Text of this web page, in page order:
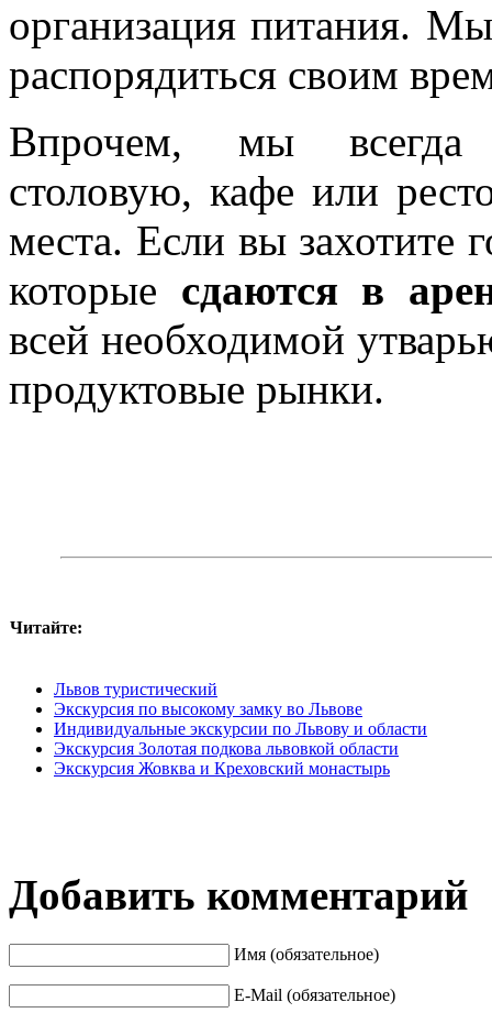
организация питания.
распорядиться своим
Впрочем, мы всегда
столовую, кафе или
места. Если вы захотите
которые сдаются в
всей необходимой
продуктовые рынки.
Читайте:
Львов туристический
Экскурсия по высокому замку во Львове
Индивидуальные экскурсии по Львову и области
Экскурсия Золотая подкова львовкой области
Экскурсия Жовква и Креховский монастырь
Добавить комментарий
Имя (обязательное)
E-Mail (обязательное)